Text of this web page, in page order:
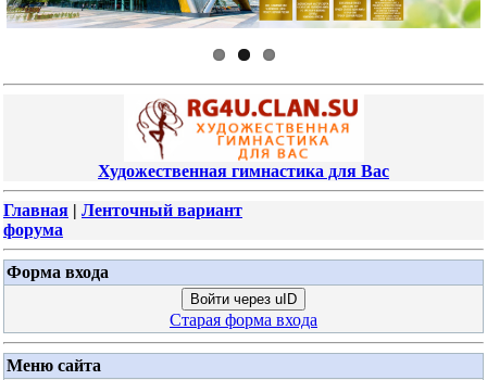
Художественная гимнастика для Вас
Главная | Ленточный вариант
форума
Форма входа
Войти через uID
Старая форма входа
Меню сайта